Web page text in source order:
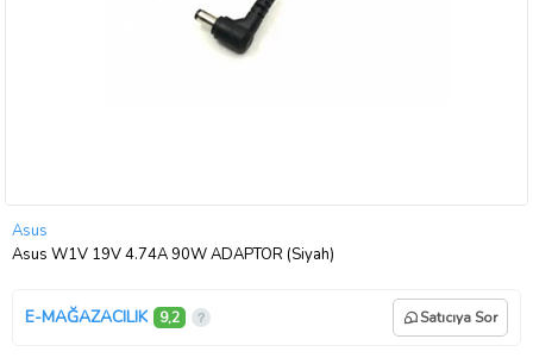
Asus
Asus W1V 19V 4.74A 90W ADAPTÖR (Siyah)
E-MAĞAZACILIK 9,2 Satıcıya Sor